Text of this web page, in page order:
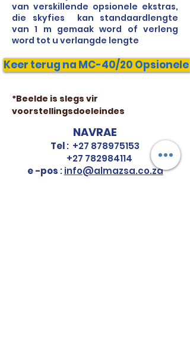
van verskillende opsionele ekstras,
die skyfies kan standaardlengte
van 1 m gemaak word of verleng
word tot u verlangde lengte
Keer terug na MC-40/20 Opsionele
*Beelde is slegs vir
voorstellingsdoeleindes
NAVRAE
Tel: +27 878975153
+27 782984114
e -pos :info@almazsa.co.za